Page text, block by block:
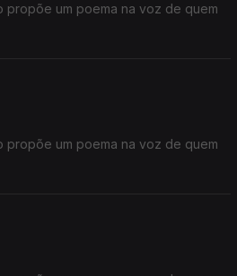
propõe um poema na voz de quem
propõe um poema na voz de quem